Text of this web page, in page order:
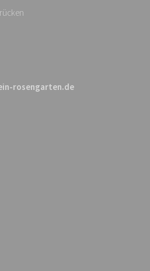
rosengarten.de